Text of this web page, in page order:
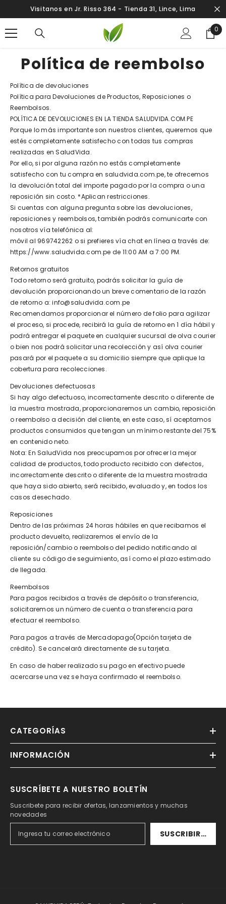
SALTAR AL CONTENIDO
Visitanos en Jr. Risso 364 - Tienda 31, Lince, Lima
0
0
Política de reembolso
Política de devoluciones
Política para Devoluciones de Productos, Reposiciones o
Reembolsos.
POLÍTICA DE DEVOLUCIONES EN LA TIENDA SALUDVIDA.COM.PE
Porque lo más importante son nuestros clientes, queremos que
estés completamente satisfecho con todas tus compras
realizadas en SaludVida.
Por ello, si por alguna razón no estás completamente
satisfecho con tu compra en saludvida.com.pe, te ofrecemos
la devolución total del importe pagado por la compra o una
reposición sin costo. *Aplican restricciones.
Si cuentas con alguna pregunta sobre las devoluciones,
reposiciones y reembolsos, también podrás comunicarte con
nosotros vía telefónica al:
móvil al 969742262 o si prefieres vía chat en línea a través de:
https://www.saludvida.com.pe de 11:00 AM a 7:00 PM.
Retornos gratuitos
Todo retorno será gratuito, podrás solicitar la guía de
devolución proporcionando un breve comentario de la razón
de retorno a: info@saludvida.com.pe
Recomendamos proporcionar el número de folio para agilizar
el proceso, si procede, recibirá la guía de retorno en 1 día hábil y
podrá entregar el paquete en cualquier sucursal de olva courier
o bien nos podrá solicitar una recolección y así olva courier
pasará por el paquete a su domicilio siempre que aplique la
cobertura para recolecciones.
Devoluciones defectuosas
Si hay algo defectuoso, incorrectamente descrito o diferente de
la muestra mostrada, proporcionaremos un cambio, reposición
o reembolso a decisión del cliente, en este caso, sí aceptamos
productos consumidos que tengan un mínimo restante del 75%
en contenido neto.
Nota: En SaludVida nos preocupamos por ofrecer la mejor
calidad de productos, todo producto recibido con defectos,
incorrectamente descrito o diferente de la muestra mostrada
que haya sido abierto, será recibido, evaluado y, en todos los
casos desechado.
Reposiciones
Dentro de las próximas 24 horas hábiles en que recibamos el
producto devuelto, realizaremos el envío de la
reposición/cambio o reembolso del pedido notificando al
cliente su código de seguimiento, así como el plazo estimado
de llegada.
Reembolsos
Para pagos recibidos a través de depósito o transferencia,
solicitaremos un número de cuenta o transferencia para
efectuar el reembolso.
Para pagos a través de Mercadopago(Opción tarjeta de
crédito). Se cancelará directamente de su tarjeta.
En caso de haber realizado su pago en efectivo puede
acercarse una vez se haya confirmado el reembolso.
CATEGORÍAS
INFORMACIÓN
SUSCRÍBETE A NUESTRO BOLETÍN
Suscribete para recibir ofertas, lanzamientos y muchas
novedades
SUSCRIBIRSE